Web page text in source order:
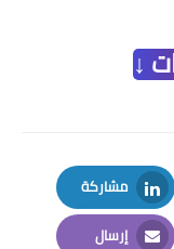
↓
مشاركة
LinkedIn
إرسال